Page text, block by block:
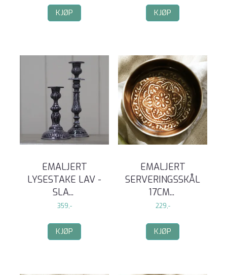
KJØP KJØP
EMALJERT
LYSESTAKE LAV -
SLA...
359,-
KJØP
EMALJERT
SERVERINGSSKÅL
17CM...
229,-
KJØP